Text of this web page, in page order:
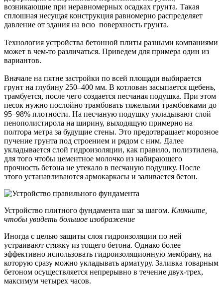
возникающие при неравномерных осадках грунта. Такая
сплошная несущая конструкция равномерно распределяет
давление от здания на всю поверхность грунта.
Технология устройства бетонной плиты разными компаниями
может в чем-то различаться. Приведем для примера один из
вариантов.
Вначале на пятне застройки по всей площади выбирается
грунт на глубину 250–400 мм. В котлован засыпается щебень,
трамбуется, после чего создается песчаная подушка. При этом
песок нужно послойно трамбовать тяжелыми трамбовками до
95–98% плотности. На песчаную подушку укладывают слой
пенополистирола на ширину, выходящую примерно на
полтора метра за будущие стены. Это предотвращает морозное
пучение грунта под строением и рядом с ним. Далее
укладывается слой гидроизоляции, как правило, полиэтилена,
для того чтобы цементное молочко из набирающего
прочность бетона не утекало в песчаную подушку. После
этого устанавливаются армокаркасы и заливается бетон.
Устройство плитного фундамента шаг за шагом. Кликните,
чтобы увидеть большое изображение
Иногда с целью защиты слоя гидроизоляции по ней
устраивают стяжку из тощего бетона. Однако более
эффективно использовать гидроизоляционную мембрану, на
которую сразу можно укладывать арматуру. Заливка товарным
бетоном осуществляется непрерывно в течение двух-трех,
максимум четырех часов.